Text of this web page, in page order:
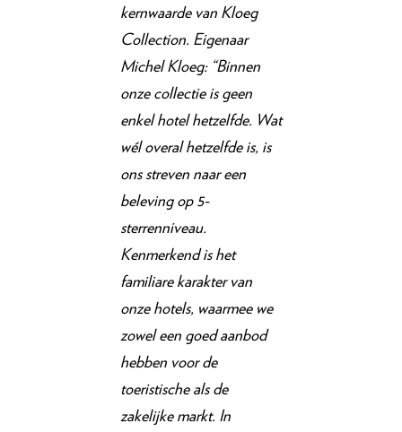
kernwaarde van Kloeg
Collection. Eigenaar
Michel Kloeg: “Binnen
onze collectie is geen
enkel hotel hetzelfde. Wat
wél overal hetzelfde is, is
ons streven naar een
beleving op 5-
sterrenniveau.
Kenmerkend is het
familiare karakter van
onze hotels, waarmee we
zowel een goed aanbod
hebben voor de
toeristische als de
zakelijke markt. In